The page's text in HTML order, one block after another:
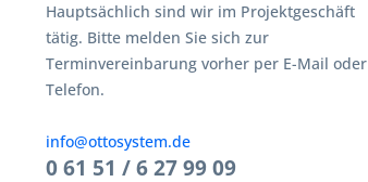
Hauptsächlich sind wir im Projektgeschäft
tätig. Bitte melden Sie sich zur
Terminvereinbarung vorher per E-Mail oder
Telefon.
info@ottosystem.de
0 61 51 / 6 27 99 09